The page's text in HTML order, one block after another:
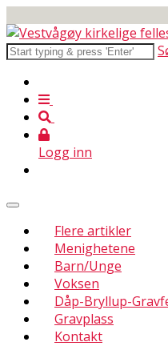
Logg inn
Flere artikler
Menighetene
Barn/Unge
Voksen
Dåp-Bryllup-
Gravplass
Kontakt